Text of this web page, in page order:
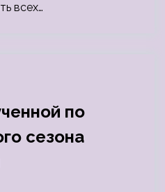
всех…
по
сезона